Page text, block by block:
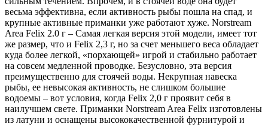
весьма эффективна, если активность рыбы пошла на спад, и
крупные активные приманки уже работают хуже. Norstream
Area Felix 2.0 г – Самая легкая версия этой модели, имеет тот
же размер, что и Felix 2,3 г, но за счет меньшего веса обладает
куда более легкой, «порхающей» игрой и стабильно работает
на совсем медленной проводке. Безусловно, эта версия
преимущественно для стоячей воды. Некрупная навеска
рыбы, ее невысокая активность, не слишком большие
водоемы – вот условия, когда Felix 2,0 г проявит себя в
наилучшем свете. Приманки Norstream Area Felix изготовлены
из латуни и оснащены высококачественной фурнитурой и